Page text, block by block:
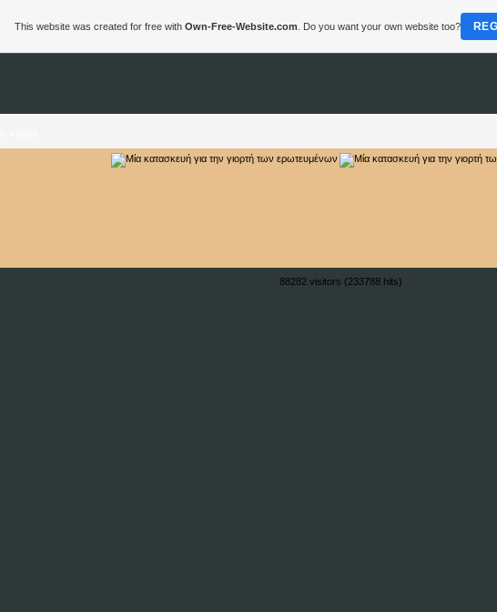
88282 visitors (233788 hits)
This website was created for free with Own-Free-Website.com . Do you want your own website too?